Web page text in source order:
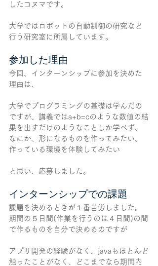
したコヌマです。
大学ではロボットの自動制御の研究など
行う研究室に所属しています。
参加した理由
今回、インターンシップに参加を決めた
理由は、
大学でプログラミングの基礎は学んだの
ですが、講義ではa+b=cのような数値の結
果を出すだけのようなことしか学べず、
なにか、形になるものを作ってみたい、
作っている環境を体験してみたい
と思い、応募しました。
インターンシップでの課題
課題を決めるときが１番苦労しました。
期間の５日間(作業を行うのは４日間)の間
で作るものを自分で決めるのですが
アプリ開発の経験がなく、javaもほとんど
触ったことがなく、どこまでなら期間内